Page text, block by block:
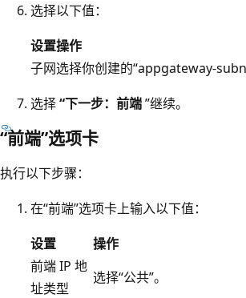
选择以下值：
设置操作
子网选择你创建的“appgateway-
选择“下一步：前端”继续。
“前端”选项卡
执行以下步骤：
在“前端”选项卡上输入以下值：
设置
操作
前端 IP 地
址类型
选择“公共”。